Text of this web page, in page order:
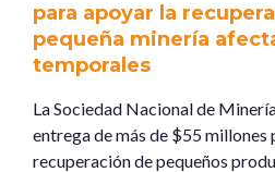
para apoyar la
pequeña minería
temporales
La Sociedad Nacional de
entrega de más de $55 millones
recuperación de pequeños